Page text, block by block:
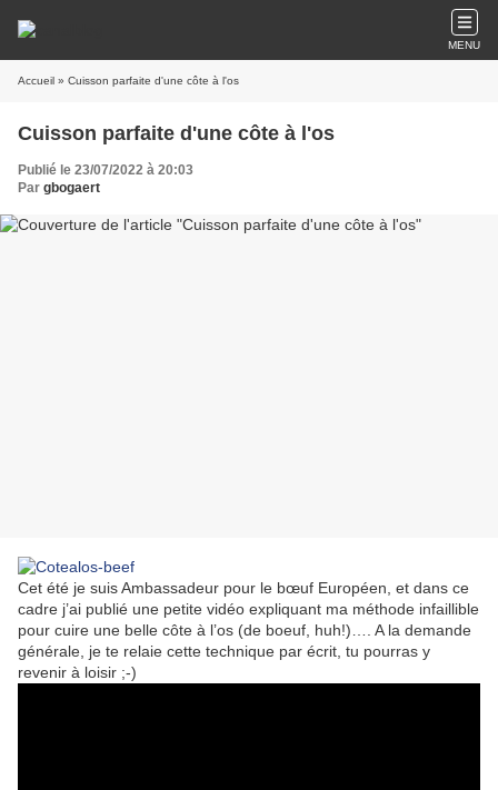
MENU
Accueil » Cuisson parfaite d'une côte à l'os
Cuisson parfaite d'une côte à l'os
Publié le 23/07/2022 à 20:03
Par gbogaert
Cet été je suis Ambassadeur pour le bœuf Européen, et dans ce
cadre j’ai publié une petite vidéo expliquant ma méthode infaillible
pour cuire une belle côte à l’os (de boeuf, huh!)…. A la demande
générale, je te relaie cette technique par écrit, tu pourras y
revenir à loisir ;-)